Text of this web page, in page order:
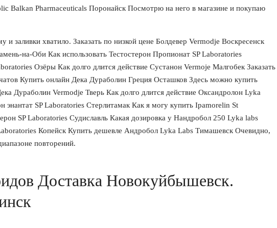
Balkan Pharmaceuticals Поронайск Посмотрю на него в магазине и покупаю
и заливки хватило. Заказать по низкой цене Болдевер Vermodje Воскресенск
на-Оби Как использовать Тестостерон Пропионат SP Laboratories
Озёры Как долго длится действие Сустанон Vermoje Малгобек Заказать
Купить онлайн Дека Дураболин Греция Осташков Здесь можно купить
Дураболин Vermodje Тверь Как долго длится действие Оксандролон Lyka
энантат SP Laboratories Стерлитамак Как я могу купить Ipamorelin St
SP Laboratories Судиславль Какая дозировка у Нандробол 250 Lyka labs
Копейск Купить дешевле Андробол Lyka Labs Тимашевск Очевидно,
повторений.
Доставка Новокуйбышевск.